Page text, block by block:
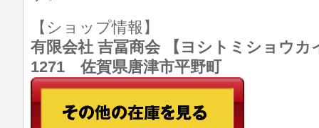
【ショップ情報】
有限会社 吉冨商会 【ヨシトミショウ
1271 佐賀県唐津市平野町